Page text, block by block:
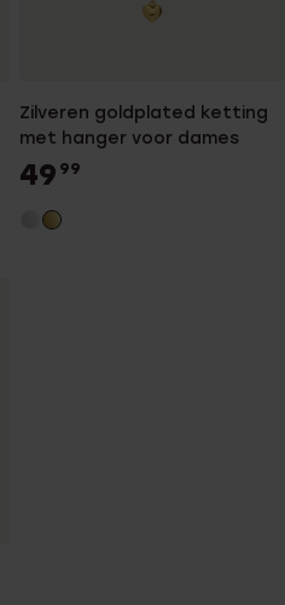
Zilveren goldplated ketting
met hanger voor dames
49 99